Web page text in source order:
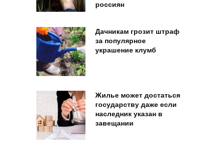
россиян
Дачникам грозит штраф
за популярное
украшение клумб
Жилье может достаться
государству даже если
наследник указан в
завещании